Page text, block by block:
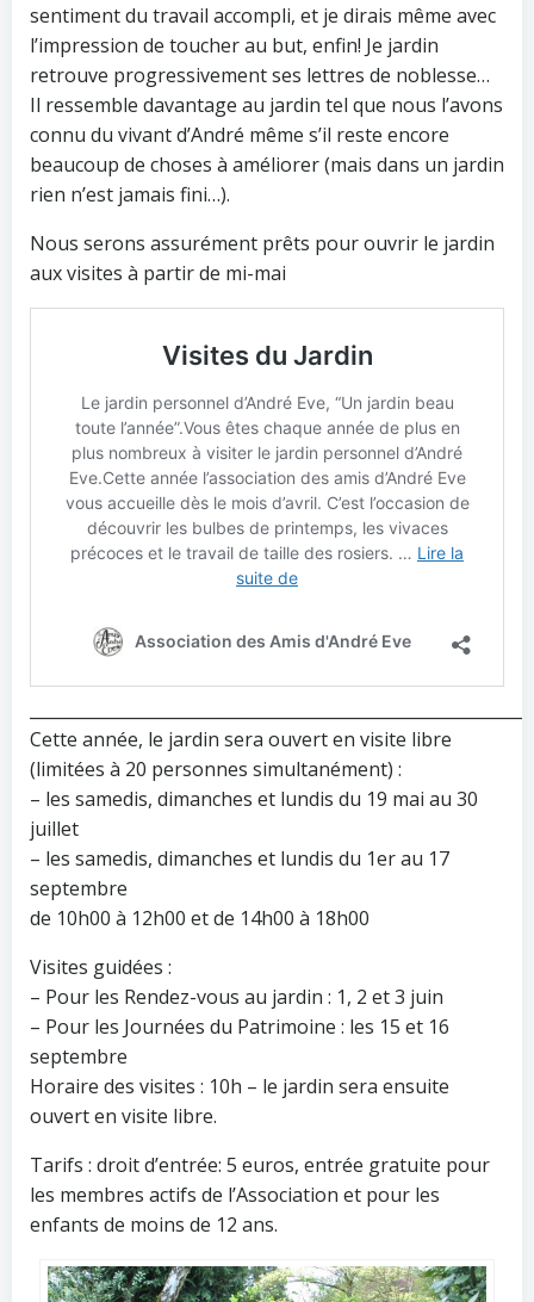
sentiment du travail accompli, et je dirais même avec
l’impression de toucher au but, enfin! Je jardin
retrouve progressivement ses lettres de noblesse…
Il ressemble davantage au jardin tel que nous l’avons
connu du vivant d’André même s’il reste encore
beaucoup de choses à améliorer (mais dans un jardin
rien n’est jamais fini…).
Nous serons assurément prêts pour ouvrir le jardin
aux visites à partir de mi-mai
Cette année, le jardin sera ouvert en visite libre
(limitées à 20 personnes simultanément) :
– les samedis, dimanches et lundis du 19 mai au 30
juillet
– les samedis, dimanches et lundis du 1er au 17
septembre
de 10h00 à 12h00 et de 14h00 à 18h00
Visites guidées :
– Pour les Rendez-vous au jardin : 1, 2 et 3 juin
– Pour les Journées du Patrimoine : les 15 et 16
septembre
Horaire des visites : 10h – le jardin sera ensuite
ouvert en visite libre.
Tarifs : droit d’entrée: 5 euros, entrée gratuite pour
les membres actifs de l’Association et pour les
enfants de moins de 12 ans.